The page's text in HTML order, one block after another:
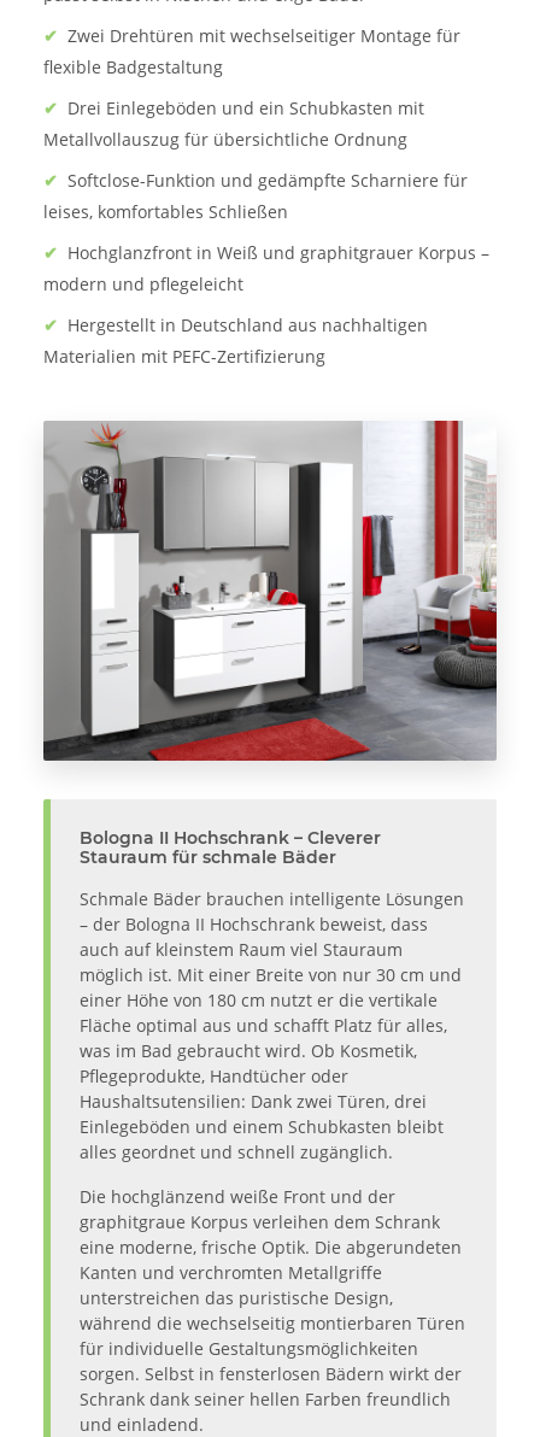
✔ Zwei Drehtüren mit wechselseitiger Montage für
flexible Badgestaltung
✔ Drei Einlegeböden und ein Schubkasten mit
Metallvollauszug für übersichtliche Ordnung
✔ Softclose-Funktion und gedämpfte Scharniere für
leises, komfortables Schließen
✔ Hochglanzfront in Weiß und graphitgrauer Korpus –
modern und pflegeleicht
✔ Hergestellt in Deutschland aus nachhaltigen
Materialien mit PEFC-Zertifizierung
Bologna II Hochschrank – Cleverer
Stauraum für schmale Bäder
Schmale Bäder brauchen intelligente Lösungen
– der Bologna II Hochschrank beweist, dass
auch auf kleinstem Raum viel Stauraum
möglich ist. Mit einer Breite von nur 30 cm und
einer Höhe von 180 cm nutzt er die vertikale
Fläche optimal aus und schafft Platz für alles,
was im Bad gebraucht wird. Ob Kosmetik,
Pflegeprodukte, Handtücher oder
Haushaltsutensilien: Dank zwei Türen, drei
Einlegeböden und einem Schubkasten bleibt
alles geordnet und schnell zugänglich.
Die hochglänzend weiße Front und der
graphitgraue Korpus verleihen dem Schrank
eine moderne, frische Optik. Die abgerundeten
Kanten und verchromten Metallgriffe
unterstreichen das puristische Design,
während die wechselseitig montierbaren Türen
für individuelle Gestaltungsmöglichkeiten
sorgen. Selbst in fensterlosen Bädern wirkt der
Schrank dank seiner hellen Farben freundlich
und einladend.